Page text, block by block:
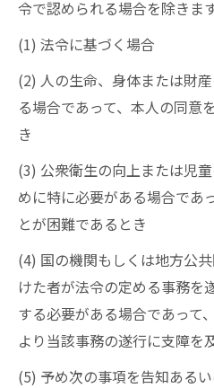
令で認められる場合を除きます
(1) 法令に基づく場合
(2) 人の生命、身体または財
る場合であって、本人の同意
き
(3) 公衆衛生の向上または児
めに特に必要がある場合であ
とが困難であるとき
(4) 国の機関もしくは地方公
けた者が法令の定める事務を
する必要がある場合であって
より当該事務の遂行に支障を
(5) 予め次の事項を告知ある